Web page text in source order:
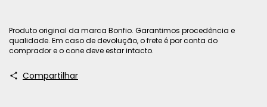
Produto original da marca Bonfio. Garantimos procedência e
qualidade. Em caso de devolução, o frete é por conta do
comprador e o cone deve estar intacto.
Compartilhar